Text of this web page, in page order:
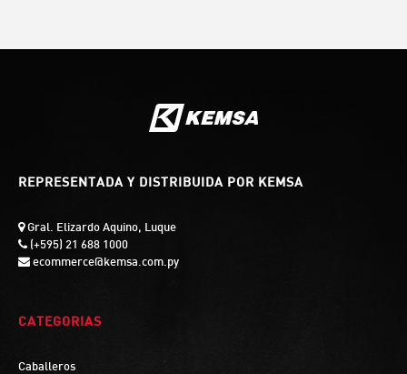
REPRESENTADA Y DISTRIBUIDA POR KEMSA
Gral. Elizardo Aquino, Luque
(+595) 21 688 1000
ecommerce@kemsa.com.py
CATEGORIAS
Caballeros